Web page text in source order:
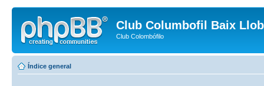
Club Columbofil Baix
Club Colombófilo
Índice general